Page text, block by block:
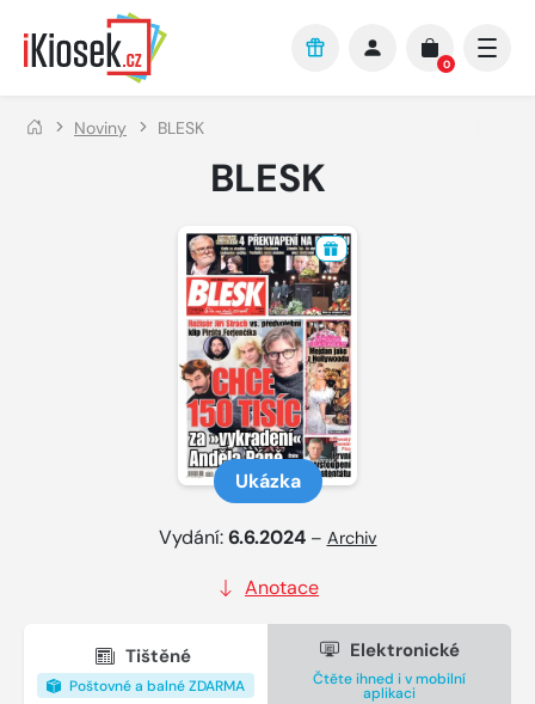
Přejít na hlavní obsah
0
Noviny BLESK
BLESK
Ukázka
Vydání:6.6.2024 – Archiv
Anotace
Tištěné
Poštovné a balné ZDARMA
Elektronické
Čtěte ihned i v mobilní
aplikaci